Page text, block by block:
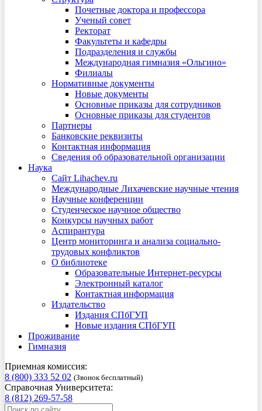
Почетные доктора и профессора
Ученый совет
Ректорат
Факультеты и кафедры
Подразделения и службы
Международная гимназия «Ольгино»
Филиалы
Нормативные документы
Новые документы
Основные приказы для сотрудников
Основные приказы для студентов
Партнеры
Банковские реквизиты
Контактная информация
Сведения об образовательной организации
Наука
Сайт Lihachev.ru
Международные Лихачевские научные чтения
Научные конференции
Студенческое научное общество
Конкурсы научных работ
Аспирантура
Центр мониторинга и анализа социально-
трудовых конфликтов
О библиотеке
Образовательные Интернет-ресурсы
Электронный каталог
Контактная информация
Издательство
Издания СПбГУП
Новые издания СПбГУП
Проживание
Гимназия
Приемная комиссия:
8 (800) 333 52 02 (Звонок бесплатный)
Справочная Университета:
8 (812) 269-57-58